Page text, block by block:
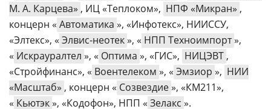
М. А. Карцева» , ИЦ «Теплоком», НПФ «Микран» ,
концерн « Автоматика », «Инфотекс», НИИССУ,
«Элтекс», « Элвис-неотек», « НПП Техноимпорт»,
« Искрауралтел », « Оптима », «ГИС», НИЦЭВТ ,
«Стройфинанс», « Воентелеком », « Эмзиор », НИИ
«Масштаб» , концерн « Созвездие», «КМ211»,
« Кьютэк», «Кодофон», НПП « Зелакс ».